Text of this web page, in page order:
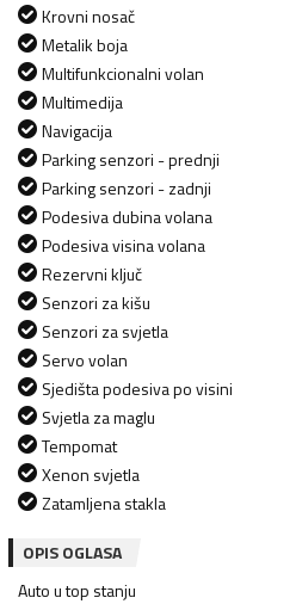
Krovni nosač
Metalik boja
Multifunkcionalni volan
Multimedija
Navigacija
Parking senzori - prednji
Parking senzori - zadnji
Podesiva dubina volana
Podesiva visina volana
Rezervni ključ
Senzori za kišu
Senzori za svjetla
Servo volan
Sjedišta podesiva po visini
Svjetla za maglu
Tempomat
Xenon svjetla
Zatamljena stakla
OPIS OGLASA
Auto u top stanju